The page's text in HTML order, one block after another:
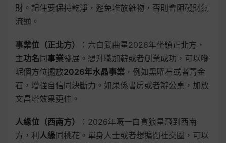
財。記住要保持乾淨，避免堆放雜物，否則會阻礙財氣
流通。
事業位（正北方）
：六白武曲星2026年坐鎮正北方，
主功名同事業發展。想升職加薪或者創業成功，可以喺
呢個方位擺放2026年水晶事業 ，例如黑曜石或者青金
石，增強自信同決斷力。如果係書房或者辦公桌，加放
文昌塔效果更佳。
人緣位（西南方）
：2026年嘅一白貪狼星飛到西南
方，利 人緣同桃花。單身人士或者想擴闊社交圈，可以